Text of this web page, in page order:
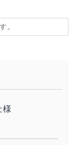
。
様